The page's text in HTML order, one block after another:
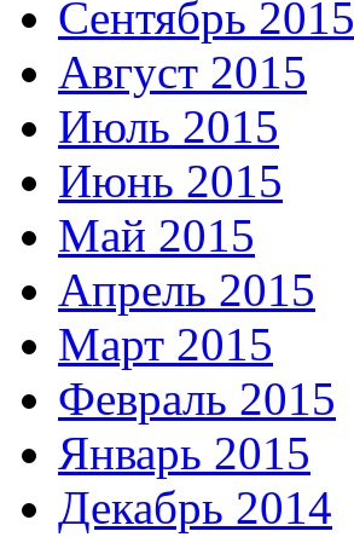
Сентябрь 2015
Август 2015
Июль 2015
Июнь 2015
Май 2015
Апрель 2015
Март 2015
Февраль 2015
Январь 2015
Декабрь 2014